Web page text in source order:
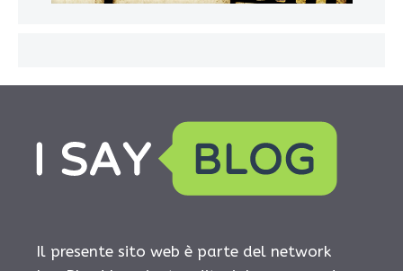
Il presente sito web è parte del network